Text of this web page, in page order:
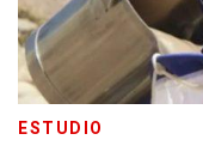
ESTUDIO